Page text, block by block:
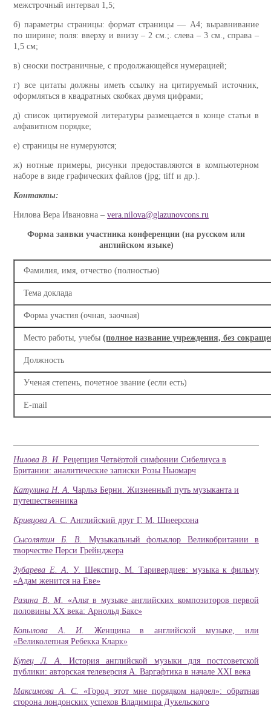
межстрочный интервал 1,5;
б) параметры страницы: формат страницы — А4; выравнивание
по ширине; поля: вверху и внизу – 2 см.;. слева – 3 см., справа –
1,5 см;
в) сноски постраничные, с продолжающейся нумерацией;
г) все цитаты должны иметь ссылку на цитируемый источник,
оформляться в квадратных скобках двумя цифрами;
д) список цитируемой литературы размещается в конце статьи в
алфавитном порядке;
e) страницы не нумеруются;
ж) нотные примеры, рисунки предоставляются в компьютерном
наборе в виде графических файлов (jpg; tiff и др.).
Контакты:
Нилова Вера Ивановна – vera.nilova@glazunovcons.ru
Форма заявки участника конференции (на русском или
английском языке)
Фамилия, имя, отчество (полностью)
Тема доклада
Форма участия (очная, заочная)
Место работы, учебы (полное название учреждения, без
Должность
Ученая степень, почетное звание (если есть)
E-mail
Нилова В. И. Рецепция Четвёртой симфонии Сибелиуса в
Британии: аналитические записки Розы Ньюмарч
Катулина Н. А. Чарльз Берни. Жизненный путь музыканта и
путешественника
Кривцова А. С. Английский друг Г. М. Шнеерсона
Сысолятин Б. В.
Музыкальный фольклор Великобритании в
творчестве Перси Грейнджера
Зубарева Е. А. У. Шекспир, М. Таривердиев: музыка к фильму
«Адам женится на Еве»
Разина В. М. «Альт в музыке английских композиторов первой
половины XX века: Арнольд Бакс»
Копылова А. И.
Женщина в английской музыке, или
«Великолепная Ребекка Кларк»
Купец Л. А.
История английской музыки для постсоветской
публики: авторская телеверсия А. Варгафтика в начале XXI века
Максимова А. С. «Город этот мне порядком надоел»: обратная
сторона лондонских успехов Владимира Дукельского